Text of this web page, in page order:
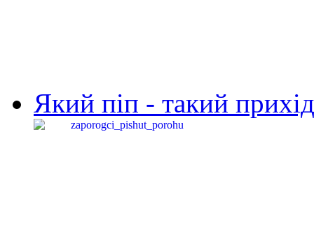
Який піп - такий